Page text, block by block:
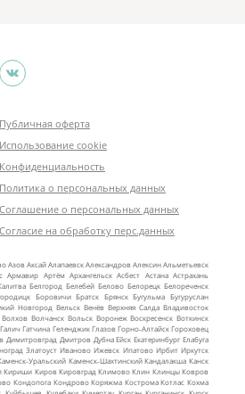
Публичная оферта
Использование cookie
Конфиденциальность
Политика о персональных данных
Соглашение о персональных данных
Согласие на обработку перс.данных
АзовАксайАлапаевскАлександровАлексинАльметьевск
Армавир Артём Архангельск Асбест Астана Астрахань
Белгород Белебей Белово Белорецк Белореченск
Боровичи Братск Брянск Бугульма Бугуруслан
Новгород Вельск Венёв Верхняя Салда Владивосток
Волхов Волчанск Вольск Воронеж Воскресенск Воткинск
Галич Гатчина Геленджик Глазов Горно‑АлтайскГороховец
Димитровград Дмитров Дубна Ейск Екатеринбург Елабуга
Златоуст Иваново Ижевск Ипатово Ирбит Иркутск
Каменск‑Шахтинский Кандалакша Канск
Кириши Киров Кировград Климово Клин Клинцы Ковров
Кондопога Кондрово Коряжма Кострома Котлас Кохма